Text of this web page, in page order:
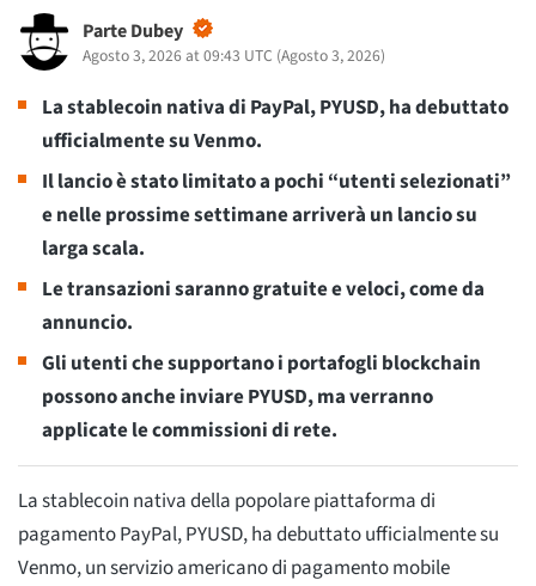
Parte Dubey
Agosto 3, 2026 at 09:43 UTC (Agosto 3, 2026)
La stablecoin nativa di PayPal, PYUSD, ha debuttato
ufficialmente su Venmo.
Il lancio è stato limitato a pochi “utenti selezionati”
e nelle prossime settimane arriverà un lancio su
larga scala.
Le transazioni saranno gratuite e veloci, come da
annuncio.
Gli utenti che supportano i portafogli blockchain
possono anche inviare PYUSD, ma verranno
applicate le commissioni di rete.
La stablecoin nativa della popolare piattaforma di
pagamento PayPal, PYUSD, ha debuttato ufficialmente su
Venmo, un servizio americano di pagamento mobile